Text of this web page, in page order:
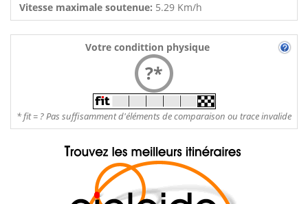
Vitesse maximale soutenue: 5.29 Km/h
Votre condittion physique
?*
* fit = ? Pas suffisamment d'éléments de comparaison ou trace invalide